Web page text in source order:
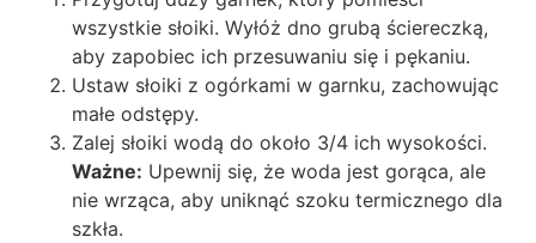
wszystkie słoiki. Wyłóż dno grubą ściereczką,
aby zapobiec ich przesuwaniu się i pękaniu.
Ustaw słoiki z ogórkami w garnku, zachowując
małe odstępy.
Zalej słoiki wodą do około 3/4 ich wysokości.
Ważne: Upewnij się, że woda jest gorąca, ale
nie wrząca, aby uniknąć szoku termicznego dla
szkła.